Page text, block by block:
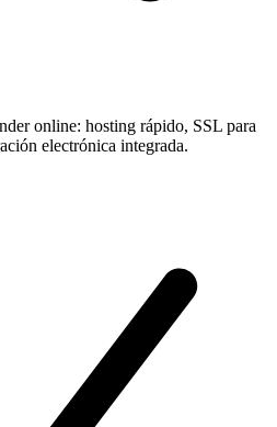
online: hosting rápido, SSL para
electrónica integrada.